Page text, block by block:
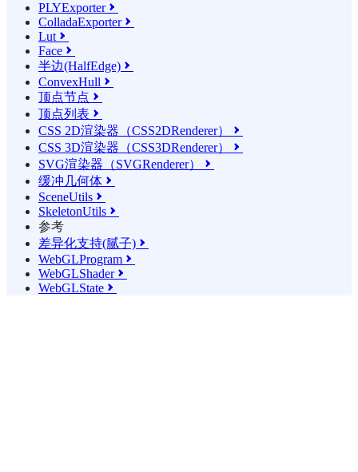
PLYExporter
ColladaExporter
Lut 
Face 
半边(HalfEdge) 
ConvexHull 
顶点节点 
顶点列表 
CSS 2D渲染器（CSS2DRenderer） 
CSS 3D渲染器（CSS3DRenderer） 
SVG渲染器（SVGRenderer） 
缓冲几何体 
SceneUtils 
SkeletonUtils 
参考
差异化支持(腻子) 
WebGLProgram 
WebGLShader
WebGLState 